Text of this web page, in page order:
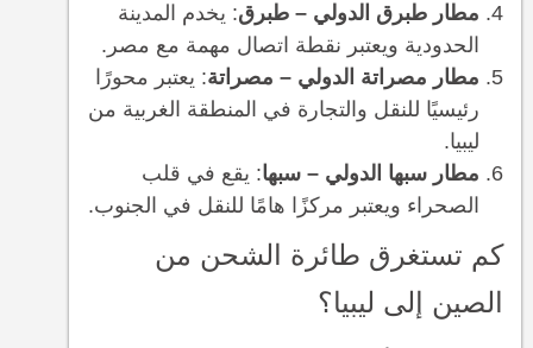
مطار طبرق الدولي – طبرق: يخدم المدينة
الحدودية ويعتبر نقطة اتصال مهمة مع مصر.
مطار مصراتة الدولي – مصراتة: يعتبر محورًا
رئيسيًا للنقل والتجارة في المنطقة الغربية من
ليبيا.
مطار سبها الدولي – سبها: يقع في قلب
الصحراء ويعتبر مركزًا هامًا للنقل في الجنوب.
كم تستغرق طائرة الشحن من
الصين إلى ليبيا؟